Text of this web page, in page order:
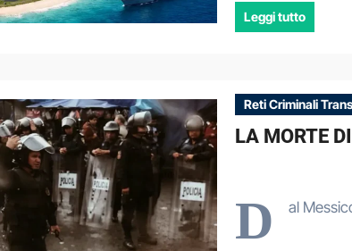
Leggi tutto
Reti Criminali
LA MORTE
D
al